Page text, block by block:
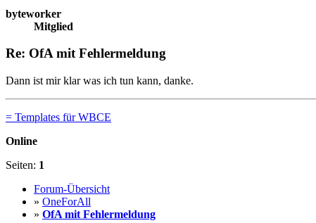
byteworker
Mitglied
Re: OfA mit Fehlermeldung
Dann ist mir klar was ich tun kann, danke.
= Templates für WBCE
Online
Seiten: 1
Forum-Übersicht
» OneForAll
» OfA mit Fehlermeldung